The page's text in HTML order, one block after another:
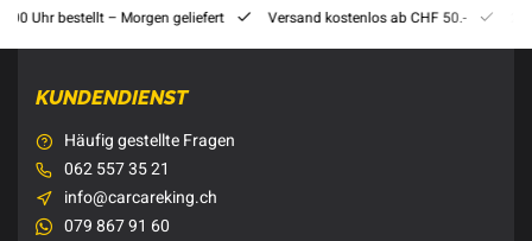
Uhr bestellt – Morgen geliefert Versand kostenlos ab CHF 50.-
KUNDENDIENST
Häufig gestellte Fragen
062 557 35 21
info@carcareking.ch
079 867 91 60